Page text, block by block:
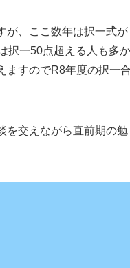
が、ここ数年は択一式が
択一50点超える人も多か
ますのでR8年度の択一合
を交えながら直前期の勉